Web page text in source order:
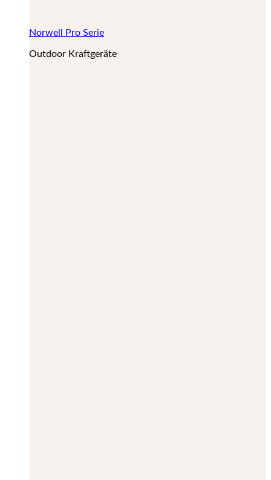
Norwell Pro Serie
Outdoor Kraftgeräte